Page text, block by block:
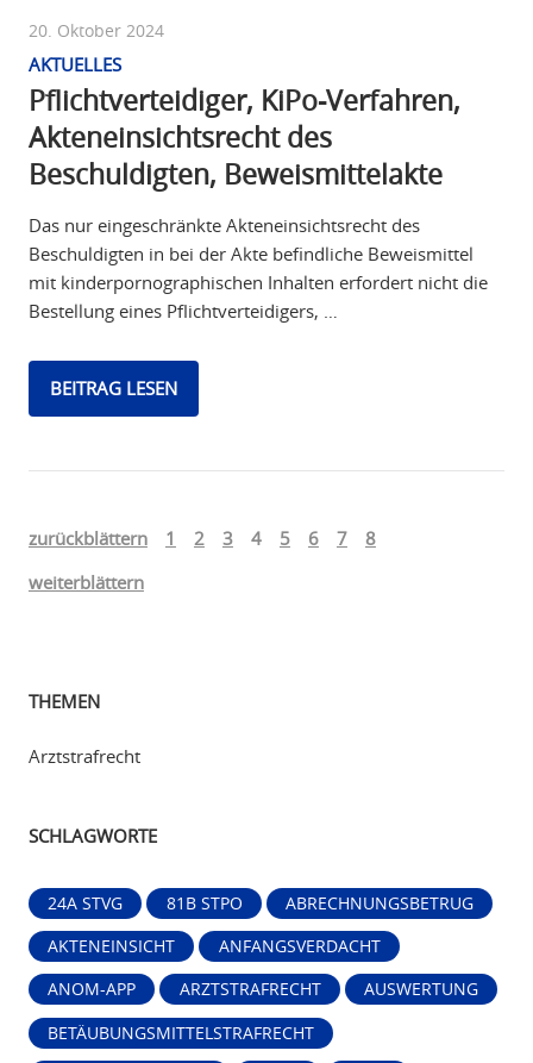
20. Oktober 2024
AKTUELLES
Pflichtverteidiger, KiPo-Verfahren,
Akteneinsichtsrecht des
Beschuldigten, Beweismittelakte
Das nur eingeschränkte Akteneinsichtsrecht des
Beschuldigten in bei der Akte befindliche Beweismittel
mit kinderpornographischen Inhalten erfordert nicht die
Bestellung eines Pflichtverteidigers, …
BEITRAG LESEN
zurückblättern 1 2 3 4 5 6 7
8
weiterblättern
THEMEN
Arztstrafrecht
SCHLAGWORTE
24A STVG 81B STPO ABRECHNUNGSBETRUG
AKTENEINSICHT ANFANGSVERDACHT
ANOM-APP ARZTSTRAFRECHT AUSWERTUNG
BETÄUBUNGSMITTELSTRAFRECHT